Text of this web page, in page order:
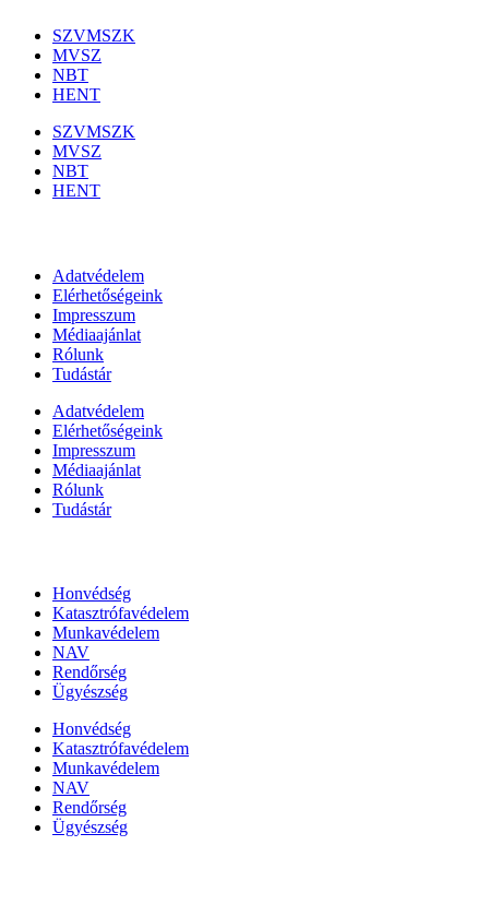
SZVMSZK
MVSZ
NBT
HENT
SZVMSZK
MVSZ
NBT
HENT
Adatvédelem
Elérhetőségeink
Impresszum
Médiaajánlat
Rólunk
Tudástár
Adatvédelem
Elérhetőségeink
Impresszum
Médiaajánlat
Rólunk
Tudástár
Honvédség
Katasztrófavédelem
Munkavédelem
NAV
Rendőrség
Ügyészség
Honvédség
Katasztrófavédelem
Munkavédelem
NAV
Rendőrség
Ügyészség